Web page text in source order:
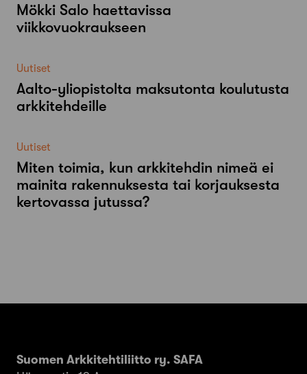
Mökki Salo haettavissa
viikkovuokraukseen
Uutiset
Aalto-​yliopistolta maksutonta koulutusta
arkkitehdeille
Uutiset
Miten toimia, kun arkkitehdin nimeä ei
mainita rakennuksesta tai korjauksesta
kertovassa jutussa?
Suomen Arkkitehtiliitto ry. SAFA